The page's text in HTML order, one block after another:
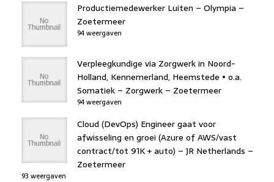
Productiemedewerker Luiten – Olympia –
Zoetermeer
94 weergaven
Verpleegkundige via Zorgwerk in Noord-
Holland, Kennemerland, Heemstede • o.a.
Somatiek – Zorgwerk – Zoetermeer
94 weergaven
Cloud (DevOps) Engineer gaat voor
afwisseling en groei (Azure of AWS/vast
contract/tot 91K + auto) – JR Netherlands –
Zoetermeer
93 weergaven